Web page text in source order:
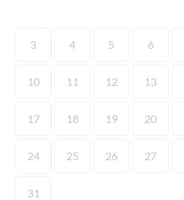
3 4 5 6
10 11 12 13
17 18 19 20
24 25 26 27
31